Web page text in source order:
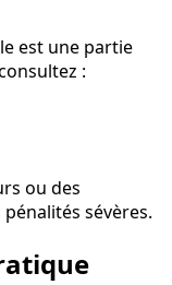
est une partie
:
ou des
sévères.